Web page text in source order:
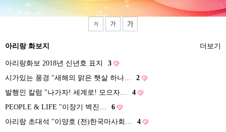
아리랑 화보지
아리랑화보 2018년 신년호 표지
3
시가있는 풍경 "새해의 맑은 햇살 하나…
2
발행인 칼럼 "나가자! 세계로! 모으자…
4
PEOPLE & LIFE "이장기 벽진…
6
아리랑 초대석 "이양호 (전)한국마사회…
4
더보기